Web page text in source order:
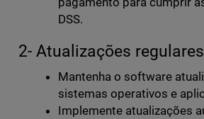
DSS.
2- Atualizações
Mantenha o software
sistemas operativos e
Implemente atualizações